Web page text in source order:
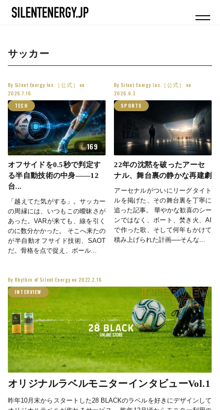
サッカー
By Silent Energy Inc.［公式］
on
2026.7.16
TECH
169
オフサイドを0.5秒で判定す
る半自動技術の中身——12
台...
「越えてた気がする」。サッカー
の周縁には、いつもこの曖昧さが
あった。VARが来ても、線を引く
のに数分かかった。 そこへ来たの
が半自動オフサイド技術、SAOT
だ。骨格を点で捉え、ボール...
By Silent Energy Inc.［公式］
on
2026.6.3
SPORTS
22年の沈黙を破ったアーセ
ナル、舞台裏の静かな再建劇
アーセナルがついにリーグタイト
ルを掲げた、その舞台裏を丁寧に
追った記事。 華やかな歓喜のシー
ンではなく、ボート、焚き火、AI
で作った歌、そして何年もかけて
積み上げられた計画──そんな...
By Rhythm of Silent Energyon 2022.2.16
INTERVIEW
オリジナルラベルモニターインタビューVol.1
昨年10月末からスタートした28 BLACKのラベルを好きにデザインして